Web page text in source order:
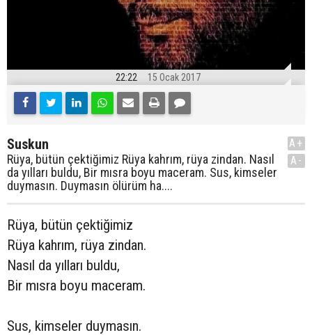
22:22 15 Ocak 2017
Suskun
Rüya, bütün çektiğimiz Rüya kahrım, rüya zindan. Nasıl
da yılları buldu, Bir mısra boyu maceram. Sus, kimseler
duymasın. Duymasın ölürüm ha....
A+
A-
Rüya, bütün çektiğimiz
Rüya kahrım, rüya zindan.
Nasıl da yılları buldu,
Bir mısra boyu maceram.
Sus, kimseler duymasın.